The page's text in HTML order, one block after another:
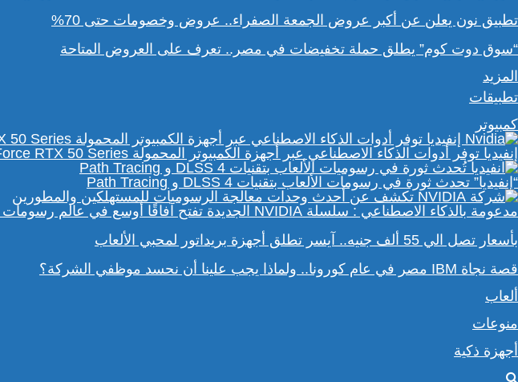
تطبيق نون يعلن عن أكبر عروض الجمعة الصفراء.. عروض وخصومات حتى 70%
“سوق دوت كوم” يطلق حملة تخفيضات في مصر.. تعرف على العروض المتاحة
المزيد
تطبيقات
كمبيوتر
إنفيديا توفر أدوات الذكاء الاصطناعي عبر أجهزة الكمبيوتر المحمولة GeForce RTX 50 Series
“إنفيديا” تحدث ثورة في رسومات الألعاب بتقنيات DLSS 4 و Path Tracing
مدعومة بالذكاء الاصطناعي : سلسلة NVIDIA الجديدة تفتح آفاقًا أوسع في عالم رسومات الكمبيوتر
بأسعار تصل الي 55 ألف جنيه.. آيسر تطلق أجهزة بريداتور لمحبي الألعاب
قصة نجاة IBM مصر في عام كورونا.. ولماذا يجب علينا أن نحسد موظفي الشركة؟
ألعاب
منوعات
أجهزة ذكية